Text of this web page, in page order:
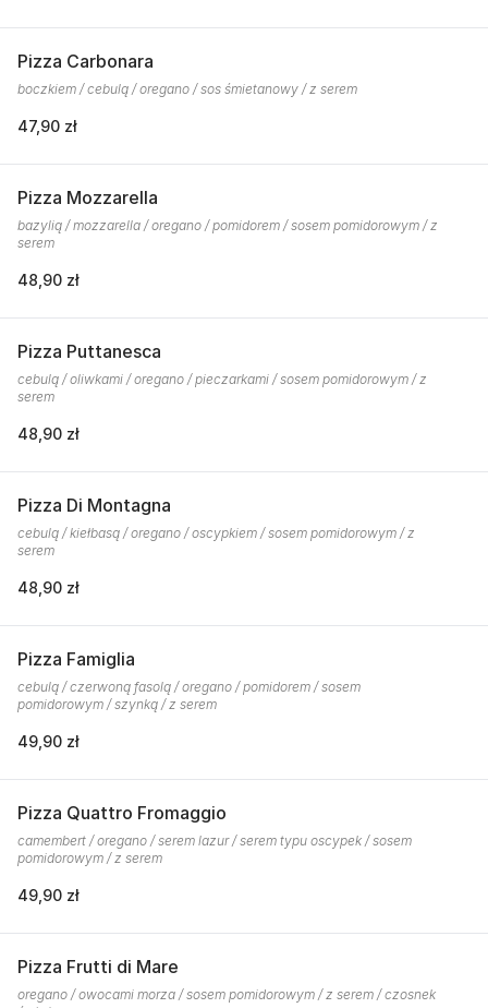
Pizza Carbonara
boczkiem / cebulą / oregano / sos śmietanowy / z serem
47,90 zł
Pizza Mozzarella
bazylią / mozzarella / oregano / pomidorem / sosem pomidorowym / z
serem
48,90 zł
Pizza Puttanesca
cebulą / oliwkami / oregano / pieczarkami / sosem pomidorowym / z
serem
48,90 zł
Pizza Di Montagna
cebulą / kiełbasą / oregano / oscypkiem / sosem pomidorowym / z
serem
48,90 zł
Pizza Famiglia
cebulą / czerwoną fasolą / oregano / pomidorem / sosem
pomidorowym / szynką / z serem
49,90 zł
Pizza Quattro Fromaggio
camembert / oregano / serem lazur / serem typu oscypek / sosem
pomidorowym / z serem
49,90 zł
Pizza Frutti di Mare
oregano / owocami morza / sosem pomidorowym / z serem / czosnek